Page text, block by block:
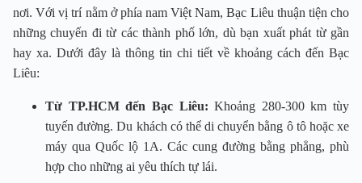
nơi. Với vị trí nằm ở phía nam Việt Nam, Bạc Liêu thuận tiện cho
những chuyến đi từ các thành phố lớn, dù bạn xuất phát từ gần
hay xa. Dưới đây là thông tin chi tiết về khoảng cách đến Bạc
Liêu:
Từ TP.HCM đến Bạc Liêu: Khoảng 280-300 km tùy
tuyến đường. Du khách có thể di chuyển bằng ô tô hoặc xe
máy qua Quốc lộ 1A. Các cung đường bằng phẳng, phù
hợp cho những ai yêu thích tự lái.